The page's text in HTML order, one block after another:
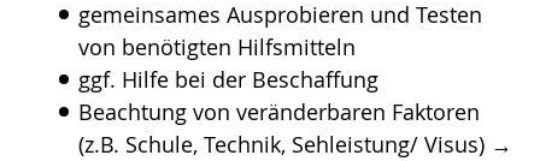
gemeinsames Ausprobieren und Testen
von benötigten Hilfsmitteln
ggf. Hilfe bei der Beschaffung
Beachtung von veränderbaren Faktoren
(z.B. Schule, Technik, Sehleistung/ Visus) →